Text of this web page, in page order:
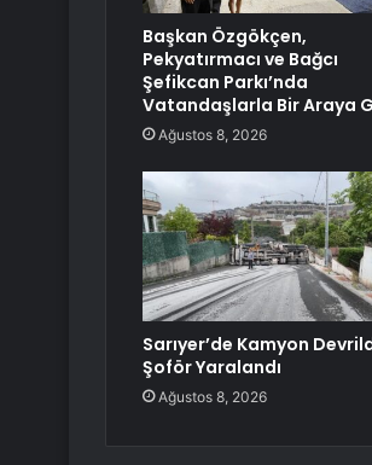
Başkan Özgökçen,
Pekyatırmacı ve Bağcı
Şefikcan Parkı’nda
Vatandaşlarla Bir Araya
Ağustos 8, 2026
Sarıyer’de Kamyon
Şoför Yaralandı
Ağustos 8, 2026